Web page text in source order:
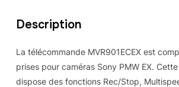
Description
La télécommande MVR901ECEX est
prises pour caméras Sony PMW EX.
dispose des fonctions Rec/Stop,